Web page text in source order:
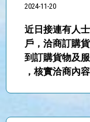
2024-11-20
近日接連有人
戶，洽商訂購
到訂購貨物及
，核實洽商內